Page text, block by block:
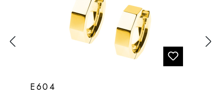
E604